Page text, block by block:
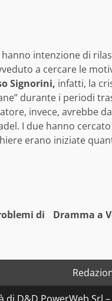
intenzione di
a cercare le
Signorini, infatti, la
durante i periodi
invece, avrebbe
I due hanno
erano iniziate
di
Dramma a